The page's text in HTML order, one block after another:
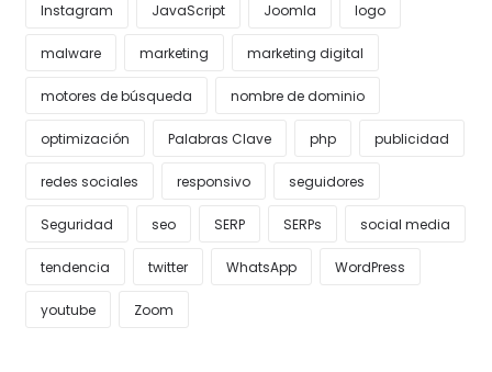
Instagram JavaScript Joomla logo
malware marketing marketing digital
motores de búsqueda nombre de dominio
optimización Palabras Clave php publicidad
redes sociales responsivo seguidores
Seguridad seo SERP SERPs social media
tendencia twitter WhatsApp WordPress
youtube Zoom